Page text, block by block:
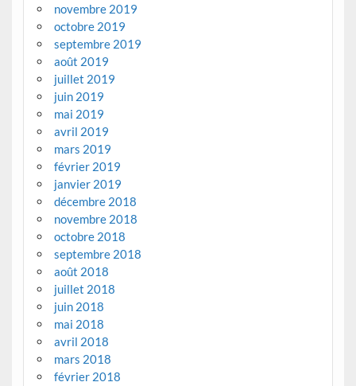
novembre 2019
octobre 2019
septembre 2019
août 2019
juillet 2019
juin 2019
mai 2019
avril 2019
mars 2019
février 2019
janvier 2019
décembre 2018
novembre 2018
octobre 2018
septembre 2018
août 2018
juillet 2018
juin 2018
mai 2018
avril 2018
mars 2018
février 2018